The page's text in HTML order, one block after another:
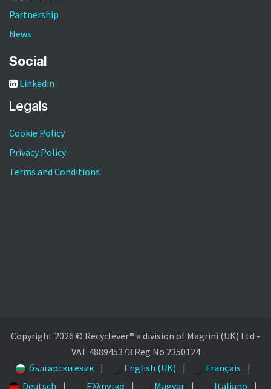
Partnership
News
Social
Linkedin
Legals
Cookie Policy
Privacy Policy
Terms and Conditions
Copyright 2026 © Recyclever® a division of Magrini (UK) Ltd -
VAT 488945373 Reg No 2350124
български език | English (UK) | Français
|
Deutsch
| Ελληνικά | Magyar | Italiano |